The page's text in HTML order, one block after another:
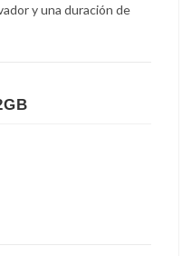
y una duración de